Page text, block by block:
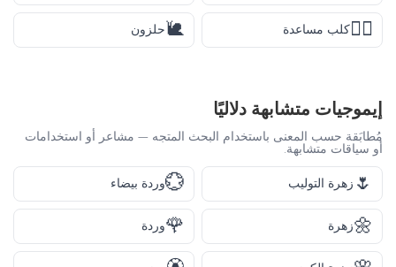
🐕‍🦺كلب مساعدة 🐌حلزون
إيموجيات متشابهة دلاليًا
مُطابَقة حسب المعنى باستخدام البحث المتجه — مشاعر أو استخدامات
أو سياقات متشابهة.
🌷 زهرة التوليب 💮وردة بيضاء
🌼زهرة 🌹وردة